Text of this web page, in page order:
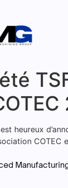
heureux
COTEC